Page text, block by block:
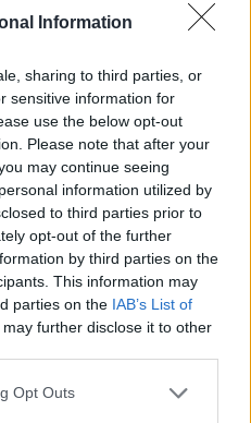
Information
sharing to third parties, or
sensitive information for
use the below opt-out
Please note that after your
may continue seeing
information utilized by
to third parties prior to
opt-out of the further
by third parties on the
This information may
parties on the IAB’s List of
may further disclose it to other
uses one or more Google
Opt Outs
queer ρυθμούς τον
κάτι παρόμοιο,
ήταν απροσδόκητα